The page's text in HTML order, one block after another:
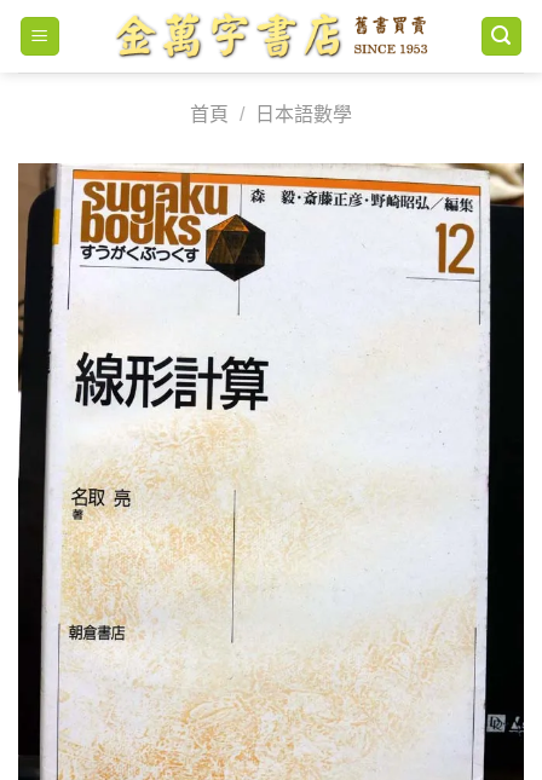
Skip
content
首頁
/ 日本語數學